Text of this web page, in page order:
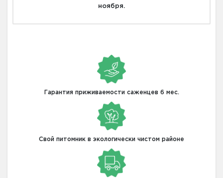
ноября.
Гарантия приживаемости саженцев 6 мес.
Свой питомник в экологически чистом районе